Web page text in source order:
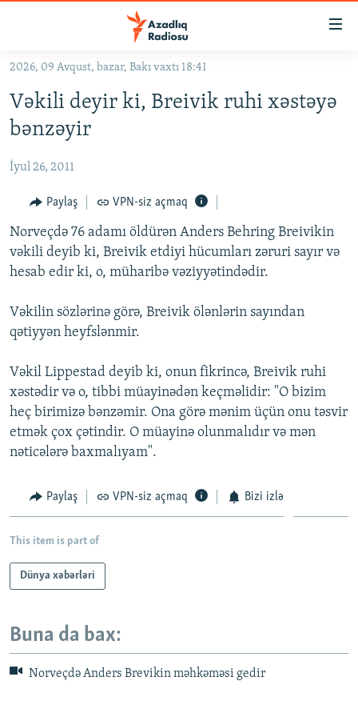
Əsas
qayıt
Əsas
naviqasiyaya
qayıt
KORRUPSIOMETR
#ƏSLINDƏ
FƏRQƏ BAX
QANUNI DOĞRU
ARAŞDIRMA
VIDEO
İNFOQRAFIKA
KARIKATURA
RADIO ARXIV
AZƏRBAYCAN ƏDƏBIYYATI KITABXANASI
İSLAM VƏ DEMOKRATIYA
İZ - MƏDƏNIYYƏT PROQRAMI
HAQQIMIZDA
MISSIYAMIZ
PEŞƏ ETIKASI VƏ JURNALISTIKA STANDARTLARIMIZ
MATERIALLARIMIZDAN ISTIFADƏ
AZADLIQRADIOSU MOBIL TELEFONUNUZDA
BIZIMLƏ ƏLAQƏ
XƏBƏR BÜLLETENLƏRIMIZ
BIZI IZLƏ
RFE/RL-in bütün saytları
2026, 09 Avqust, bazar, Bakı vaxtı 18:41
Vəkili deyir ki, Breivik ruhi xəstəyə
bənzəyir
İyul 26, 2011
Paylaş VPN-siz açmaq
Norveçdə 76 adamı öldürən Anders Behring Breivikin
vəkili deyib ki, Breivik etdiyi hücumları zəruri sayır və
hesab edir ki, o, müharibə vəziyyətindədir.
Vəkilin sözlərinə görə, Breivik ölənlərin sayından
qətiyyən heyfslənmir.
Vəkil Lippestad deyib ki, onun fikrincə, Breivik ruhi
xəstədir və o, tibbi müayinədən keçməlidir: "O bizim
heç birimizə bənzəmir. Ona görə mənim üçün onu təsvir
etmək çox çətindir. O müayinə olunmalıdır və mən
nəticələrə baxmalıyam".
Paylaş VPN-siz açmaq Bizi izlə
This item is part of
Dünya xəbərləri
Buna da bax:
Norveçdə Anders Brevikin məhkəməsi gedir